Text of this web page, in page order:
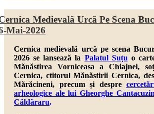
Medievală Urcă Pe Scena
Mai-2026
Cernica medievală urcă pe scena
2026 se lansează la Palatul Suțu o
Mănăstirea Vorniceasa a Chiajnei,
Cernica, ctitorul Mănăstirii Cernica,
Mărăcineni, precum și despre
arheologice ale lui Gheorghe
Căldăraru.